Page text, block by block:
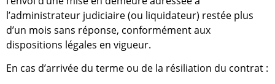
l’administrateur judiciaire (ou liquidateur) restée plus
d’un mois sans réponse, conformément aux
dispositions légales en vigueur.
En cas d’arrivée du terme ou de la résiliation du contrat :